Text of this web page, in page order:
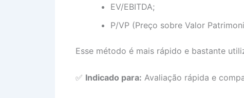
EV/EBITDA;
P/VP (Preço sobre Valor
Esse método é mais rápido e bastante
✅ Indicado para: Avaliação rápida e